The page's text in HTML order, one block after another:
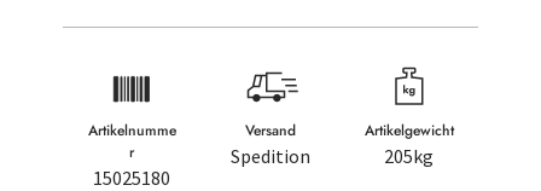
Artikelnumme
r
15025180
Versand
Spedition
Artikelgewicht
205kg